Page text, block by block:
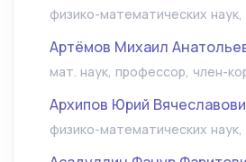
физико-математических
Артёмов Михаил
мат. наук, профессор, член-
Архипов Юрий
физико-математических